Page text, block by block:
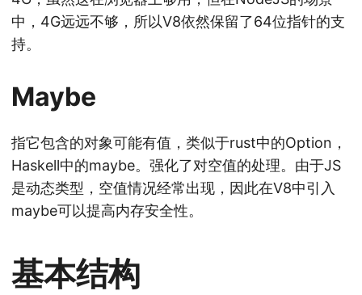
中，4G远远不够，所以V8依然保留了64位指针的支
持。
Maybe
指它包含的对象可能有值，类似于rust中的Option，
Haskell中的maybe。强化了对空值的处理。由于JS
是动态类型，空值情况经常出现，因此在V8中引入
maybe可以提高内存安全性。
基本结构